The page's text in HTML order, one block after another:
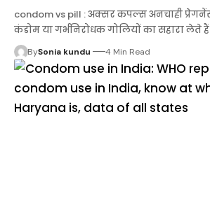
condom vs pill : अक्सर कपल्स अनचाही
कंडोम या गर्भनिरोधक गोलियों का सहारा लेते
BySonia kundu 4 Min Read